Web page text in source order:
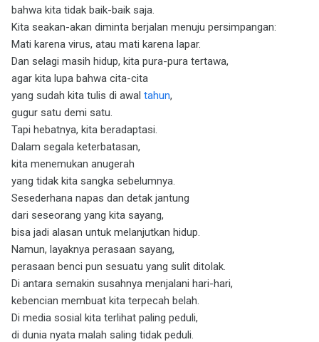
bahwa kita tidak baik-baik saja.
Kita seakan-akan diminta berjalan menuju persimpangan:
Mati karena virus, atau mati karena lapar.
Dan selagi masih hidup, kita pura-pura tertawa,
agar kita lupa bahwa cita-cita
yang sudah kita tulis di awal tahun,
gugur satu demi satu.
Tapi hebatnya, kita beradaptasi.
Dalam segala keterbatasan,
kita menemukan anugerah
yang tidak kita sangka sebelumnya.
Sesederhana napas dan detak jantung
dari seseorang yang kita sayang,
bisa jadi alasan untuk melanjutkan hidup.
Namun, layaknya perasaan sayang,
perasaan benci pun sesuatu yang sulit ditolak.
Di antara semakin susahnya menjalani hari-hari,
kebencian membuat kita terpecah belah.
Di media sosial kita terlihat paling peduli,
di dunia nyata malah saling tidak peduli.